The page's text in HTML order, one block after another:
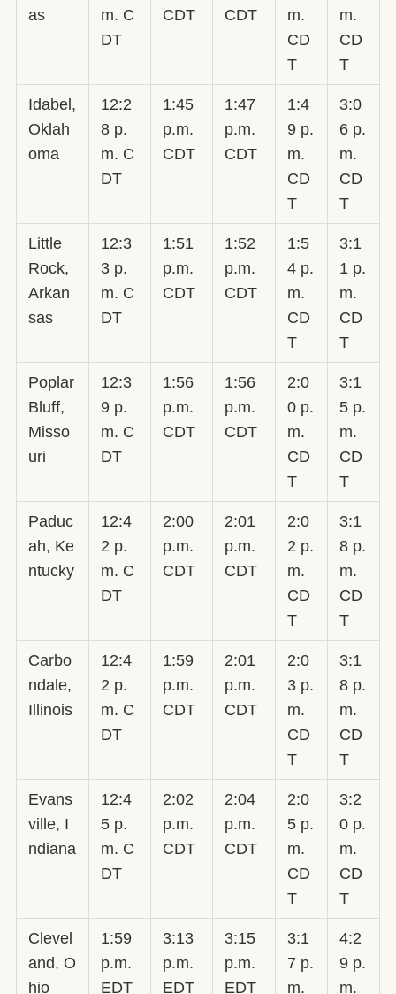
as
m. C
DT
CDT
CDT
m.
CD
T
m.
CD
T
Idabel,
Oklah
oma
12:2
8 p.
m. C
DT
1:45
p.m.
CDT
1:47
p.m.
CDT
1:4
9 p.
m.
CD
T
3:0
6 p.
m.
CD
T
Little
Rock,
Arkan
sas
12:3
3 p.
m. C
DT
1:51
p.m.
CDT
1:52
p.m.
CDT
1:5
4 p.
m.
CD
T
3:1
1 p.
m.
CD
T
Poplar
Bluff,
Misso
uri
12:3
9 p.
m. C
DT
1:56
p.m.
CDT
1:56
p.m.
CDT
2:0
0 p.
m.
CD
T
3:1
5 p.
m.
CD
T
Paduc
ah, Ke
ntucky
12:4
2 p.
m. C
DT
2:00
p.m.
CDT
2:01
p.m.
CDT
2:0
2 p.
m.
CD
T
3:1
8 p.
m.
CD
T
Carbo
ndale,
Illinois
12:4
2 p.
m. C
DT
1:59
p.m.
CDT
2:01
p.m.
CDT
2:0
3 p.
m.
CD
T
3:1
8 p.
m.
CD
T
Evans
ville, I
ndiana
12:4
5 p.
m. C
DT
2:02
p.m.
CDT
2:04
p.m.
CDT
2:0
5 p.
m.
CD
T
3:2
0 p.
m.
CD
T
Clevel
and, O
hio
1:59
p.m.
EDT
3:13
p.m.
EDT
3:15
p.m.
EDT
3:1
7 p.
m.
4:2
9 p.
m.